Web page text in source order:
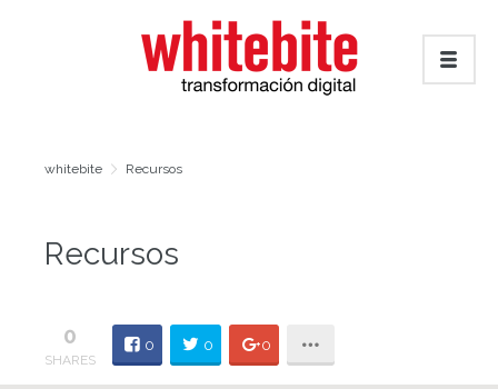
whitebite Recursos
Recursos
0
SHARES
0 0 0